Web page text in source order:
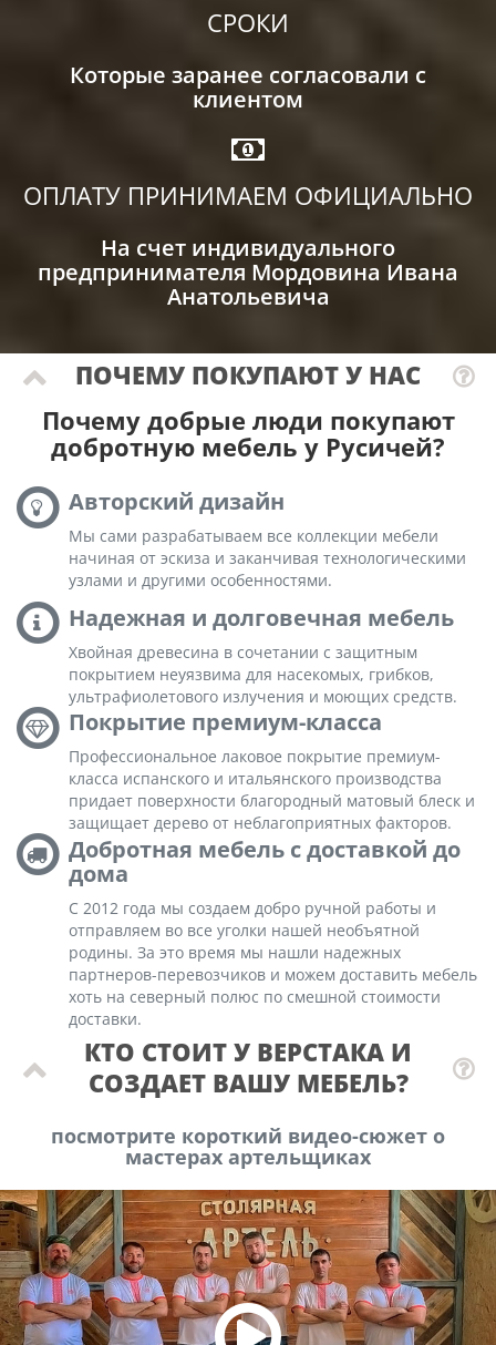
СРОКИ
Которые заранее согласовали с
клиентом
ОПЛАТУ ПРИНИМАЕМ ОФИЦИАЛЬНО
На счет индивидуального
предпринимателя Мордовина Ивана
Анатольевича
ПОЧЕМУ ПОКУПАЮТ У НАС
Почему добрые люди покупают
добротную мебель у Русичей?
Авторский дизайн
Мы сами разрабатываем все коллекции мебели
начиная от эскиза и заканчивая технологическими
узлами и другими особенностями.
Надежная и долговечная мебель
Хвойная древесина в сочетании с защитным
покрытием неуязвима для насекомых, грибков,
ультрафиолетового излучения и моющих средств.
Покрытие премиум-класса
Профессиональное лаковое покрытие премиум-
класса испанского и итальянского производства
придает поверхности благородный матовый блеск и
защищает дерево от неблагоприятных факторов.
Добротная мебель с доставкой до
дома
С 2012 года мы создаем добро ручной работы и
отправляем во все уголки нашей необъятной
родины. За это время мы нашли надежных
партнеров-перевозчиков и можем доставить мебель
хоть на северный полюс по смешной стоимости
доставки.
КТО СТОИТ У ВЕРСТАКА И
СОЗДАЕТ ВАШУ МЕБЕЛЬ?
посмотрите короткий видео-сюжет о
мастерах артельщиках